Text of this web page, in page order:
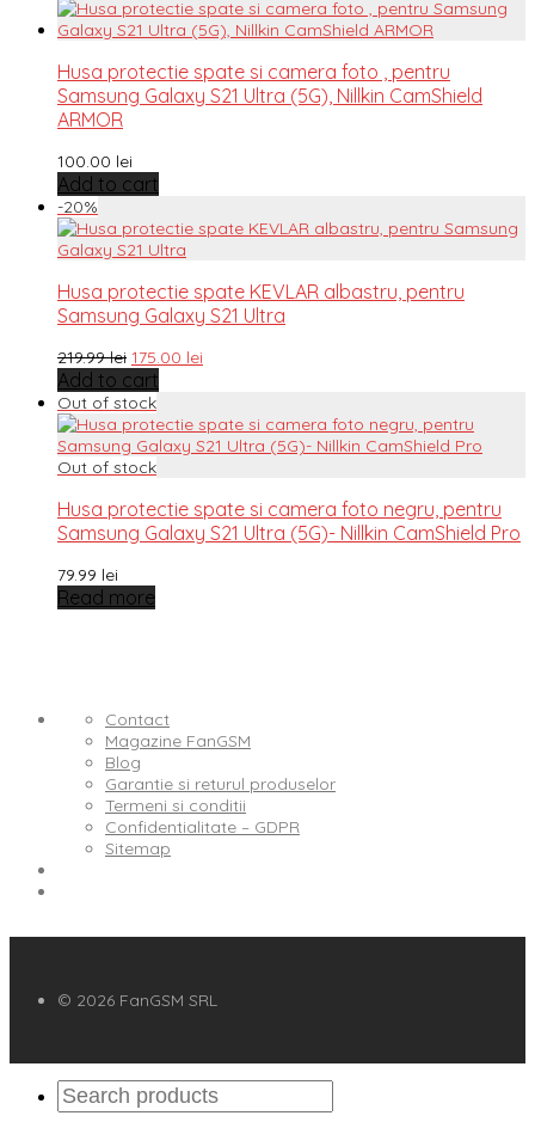
Husa protectie spate si camera foto , pentru
Samsung Galaxy S21 Ultra (5G), Nillkin CamShield
ARMOR
100.00 lei
Add to cart
-20%
Husa protectie spate KEVLAR albastru, pentru
Samsung Galaxy S21 Ultra
219.99lei 175.00 lei
Add to cart
Husa protectie spate si camera foto negru, pentru
Samsung Galaxy S21 Ultra (5G)- Nillkin CamShield Pro
79.99 lei
Read more
Contact
Magazine FanGSM
Blog
Garantie si returul produselor
Termeni si conditii
Confidentialitate – GDPR
Sitemap
© 2026 FanGSM SRL